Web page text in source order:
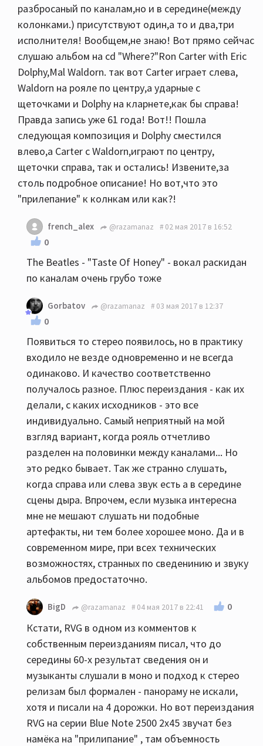
разбросаный по каналам,но и в середине(между
колонками.) присутствуют один,а то и два,три
исполнителя! Вообщем,не знаю! Вот прямо сейчас
слушаю альбом на cd "Where?"Ron Carter with Eric
Dolphy,Mal Waldorn. так вот Carter играет слева,
Waldorn на рояле по центру,а ударные с
щеточками и Dolphy на кларнете,как бы справа!
Правда запись уже 61 года! Вот!! Пошла
следующая композиция и Dolphy сместился
влево,а Carter с Waldorn,играют по центру,
щеточки справа, так и остались! Извените,за
столь подробное описание! Но вот,что это
"прилепание" к колнкам или как?!
french_alex @razamanaz 02 мая 2017 в 16:52
0
The Beatles - "Taste Of Honey" - вокал раскидан
по каналам очень грубо тоже
Gorbatov @razamanaz 03 мая 2017 в 12:37
0
Появиться то стерео появилось, но в практику
входило не везде одновременно и не всегда
одинаково. И качество соответственно
получалось разное. Плюс переиздания - как их
делали, с каких исходников - это все
индивидуально. Самый неприятный на мой
взгляд вариант, когда рояль отчетливо
разделен на половинки между каналами... Но
это редко бывает. Так же странно слушать,
когда справа или слева звук есть а в середине
сцены дыра. Впрочем, если музыка интересна
мне не мешают слушать ни подобные
артефакты, ни тем более хорошее моно. Да и в
современном мире, при всех технических
возможностях, странных по сведенинию и звуку
альбомов предостаточно.
BigD @razamanaz 04 мая 2017 в 22:41 0
Кстати, RVG в одном из комментов к
собственным переизданиям писал, что до
середины 60-х результат сведения он и
музыканты слушали в моно и подход к стерео
релизам был формален - панораму не искали,
хотя и писали на 4 дорожки. Но вот переиздания
RVG на серии Blue Note 2500 2x45 звучат без
намёка на "прилипание" , там объемность